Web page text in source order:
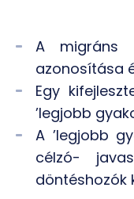
A migráns
azonosítása
Egy
’legjobb
A ’legjobb
célzó-
döntéshozók